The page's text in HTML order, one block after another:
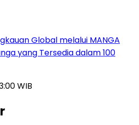
Global melalui MANGA
yang Tersedia dalam 100
WIB